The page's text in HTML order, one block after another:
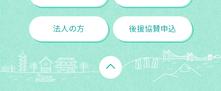
法人の方 後援協賛申込